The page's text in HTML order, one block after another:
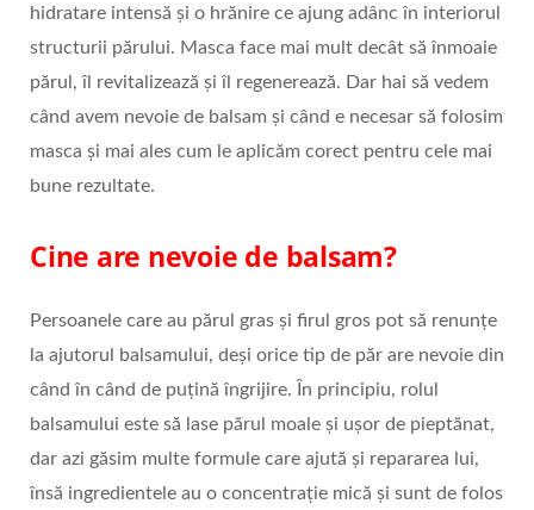
hidratare intensă și o hrănire ce ajung adânc în interiorul
structurii părului. Masca face mai mult decât să înmoaie
părul, îl revitalizează și îl regenerează. Dar hai să vedem
când avem nevoie de balsam și când e necesar să folosim
masca și mai ales cum le aplicăm corect pentru cele mai
bune rezultate.
Cine are nevoie de balsam?
Persoanele care au părul gras și firul gros pot să renunțe
la ajutorul balsamului, deși orice tip de păr are nevoie din
când în când de puțină îngrijire. În principiu, rolul
balsamului este să lase părul moale și ușor de pieptănat,
dar azi găsim multe formule care ajută și repararea lui,
însă ingredientele au o concentrație mică și sunt de folos